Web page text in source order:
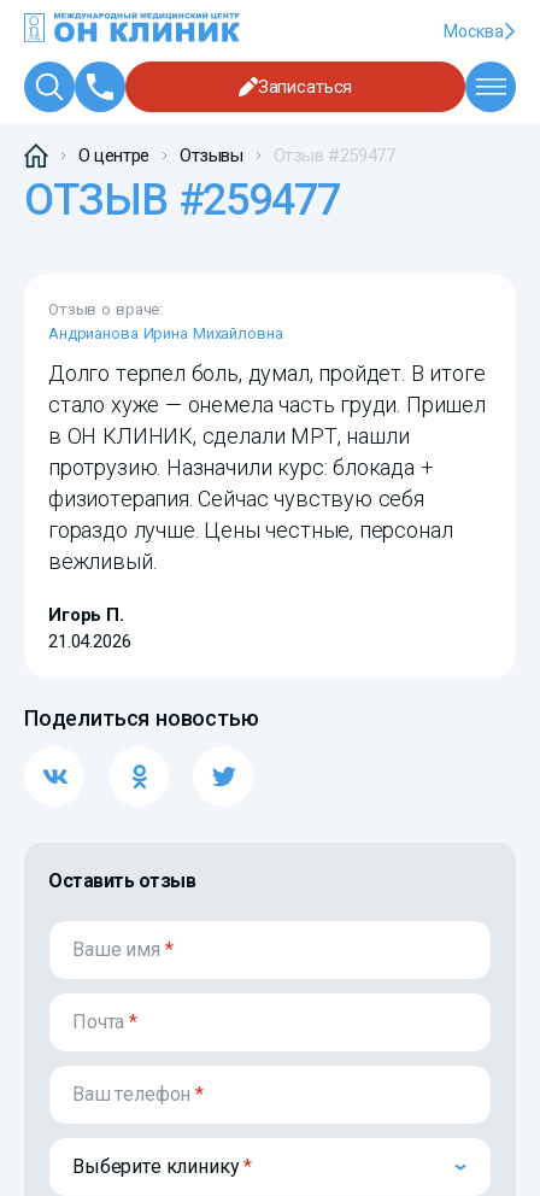
Москва
Записаться
О центре Отзывы Отзыв #259477
ОТЗЫВ #259477
Отзыв о враче:
Андрианова Ирина Михайловна
Долго терпел боль, думал, пройдет. В итоге
стало хуже — онемела часть груди. Пришел
в ОН КЛИНИК, сделали МРТ, нашли
протрузию. Назначили курс: блокада +
физиотерапия. Сейчас чувствую себя
гораздо лучше. Цены честные, персонал
вежливый.
Игорь П.
21.04.2026
Поделиться новостью
Оставить отзыв
Ваше имя *
Почта*
Ваш телефон*
Выберите клинику